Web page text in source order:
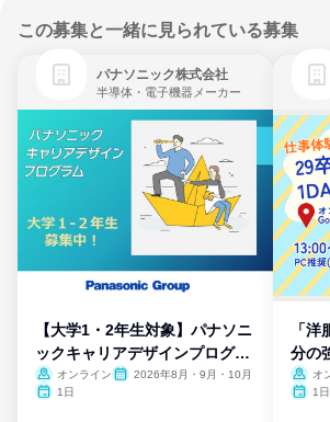
この募集と一緒に見られている募集
パナソニック株式会社
半導体・電子機器メーカー
【大学1・2年生対象】パナソニ
ックキャリアデザインプログラ
ム
オンライン
2026年8月・9月・10月
1日
「
分の
オ
1日